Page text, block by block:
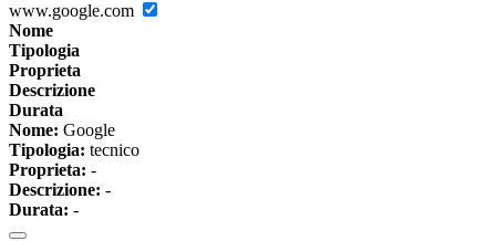
www.google.com
Nome
Tipologia
Proprieta
Descrizione
Durata
Nome: Google
Tipologia: tecnico
Proprieta: -
Descrizione: -
Durata: -